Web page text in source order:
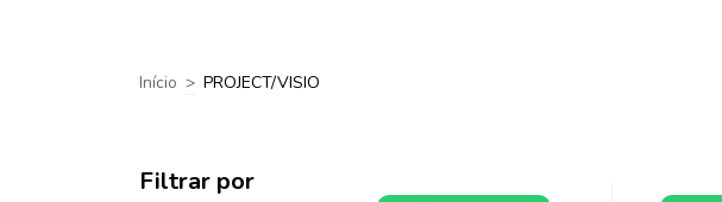
Início > PROJECT/VISIO
Filtrar por